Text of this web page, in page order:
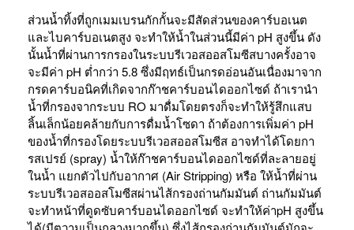
ส่วนน้ำทิ้งที่ถูกเมมเบรนกักกั้นจะมีสัดส่วนของคาร์บอเนต
และไบคาร์บอเนตสูง จะทำให้น้ำในส่วนนี้มีค่า pH สูงขึ้น ดัง
นั้นน้ำที่ผ่านการกรองในระบบรีเวอสออสโมซีสบางครั้งอาจ
จะมีค่า pH ต่ำกว่า 5.8 ซึ่งมีฤทธ์เป็นกรดอ่อนอันเนื่องมาจาก
กรดคาร์บอนิคที่เกิดจากก๊าชคาร์บอนไดออกไซด์ ถ้าเรานำ
น้ำที่กรองจากระบบ RO มาดื่มโดยตรงก็จะทำให้รู้สึกแสบ
ลิ้นเล็กน้อยคล้ายกับการดื่มน้ำโซดา ถ้าต้องการเพิ่มค่า pH
ของน้ำที่กรองโดยระบบรีเวอสออสโมซีส อาจทำได้โดยกา
รสเปรย์ (spray) น้ำให้ก๊าชคาร์บอนไดออกไซด์ที่ละลายอยู่
ในน้ำ แยกตัวไปกับอากาศ (Air Stripping) หรือ ให้น้ำที่ผ่าน
ระบบรีเวอสออสโมซีสผ่านไส้กรองถ่านกัมมันต์ ถ่านกัมมันต์
จะทำหน้าที่ดูดซับคาร์บอนไดออกไซด์ จะทำให้ค่าpH สูงขึ้น